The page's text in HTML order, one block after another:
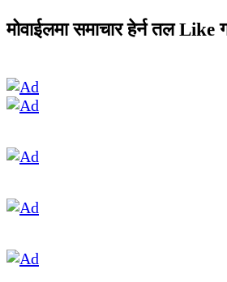
मोवाईलमा समाचार हेर्न तल Like